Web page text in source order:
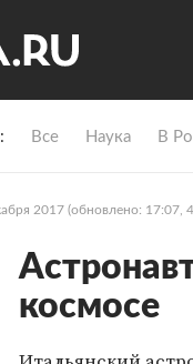
Все Наука В
2017 (обновлено: 17:07,
космосе